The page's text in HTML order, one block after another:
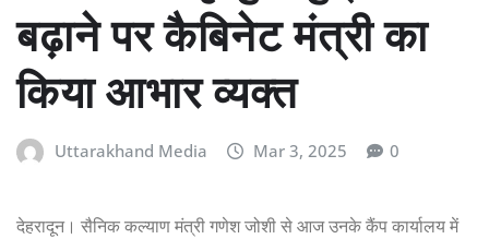
बढ़ाने पर कैबिनेट मंत्री का
किया आभार व्यक्त
Uttarakhand Media Mar 3, 2025 0
देहरादून। सैनिक कल्याण मंत्री गणेश जोशी से आज उनके कैंप कार्यालय में